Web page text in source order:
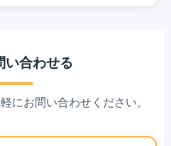
い合わせる
にお問い合わせください。